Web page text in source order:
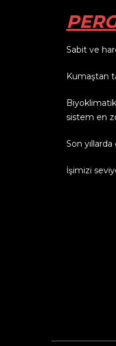
Sabit ve
Kumaştan
sistem en
Son
İşimizi